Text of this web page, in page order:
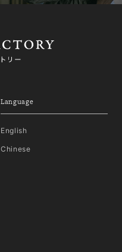
Language
English
Chinese